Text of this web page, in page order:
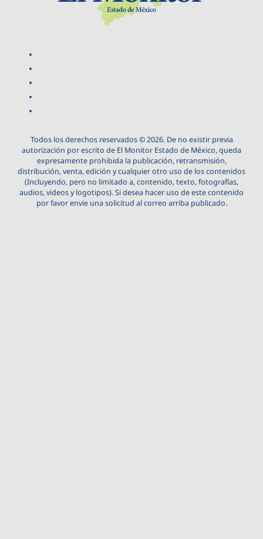
Todos los derechos reservados © 2026. De no existir previa
autorización por escrito de El Monitor Estado de México, queda
expresamente prohibida la publicación, retransmisión,
distribución, venta, edición y cualquier otro uso de los contenidos
(Incluyendo, pero no limitado a, contenido, texto, fotografías,
audios, videos y logotipos). Si desea hacer uso de este contenido
por favor envie una solicitud al correo arriba publicado.